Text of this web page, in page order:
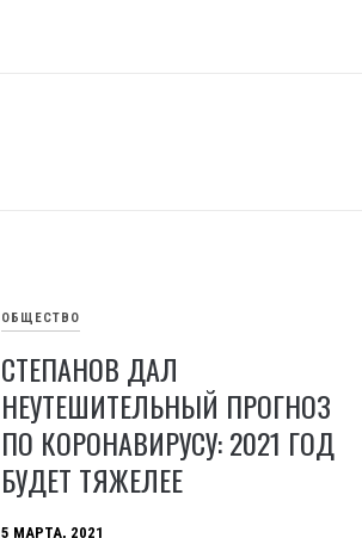
ОБЩЕСТВО
СТЕПАНОВ ДАЛ
НЕУТЕШИТЕЛЬНЫЙ ПРОГНОЗ
ПО КОРОНАВИРУСУ: 2021 ГОД
БУДЕТ ТЯЖЕЛЕЕ
5 МАРТА, 2021